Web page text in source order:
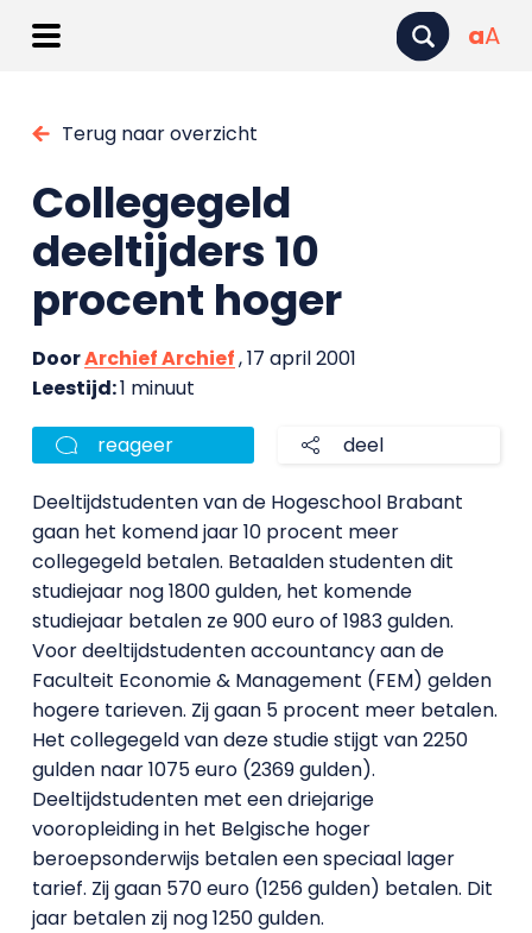
aA
Terug naar overzicht
Collegegeld
deeltijders 10
procent hoger
DoorArchief Archief, 17 april 2001
Leestijd:1 minuut
reageer deel
Deeltijdstudenten van de Hogeschool Brabant
gaan het komend jaar 10 procent meer
collegegeld betalen. Betaalden studenten dit
studiejaar nog 1800 gulden, het komende
studiejaar betalen ze 900 euro of 1983 gulden.
Voor deeltijdstudenten accountancy aan de
Faculteit Economie & Management (FEM) gelden
hogere tarieven. Zij gaan 5 procent meer betalen.
Het collegegeld van deze studie stijgt van 2250
gulden naar 1075 euro (2369 gulden).
Deeltijdstudenten met een driejarige
vooropleiding in het Belgische hoger
beroepsonderwijs betalen een speciaal lager
tarief. Zij gaan 570 euro (1256 gulden) betalen. Dit
jaar betalen zij nog 1250 gulden.